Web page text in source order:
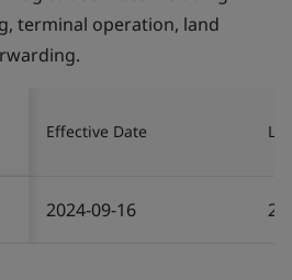
terminal operation, land
Effective Date
2024-09-16